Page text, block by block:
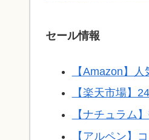
セール情報
【Amazon】
【楽天市場】
【ナチュラム
【アルペン】